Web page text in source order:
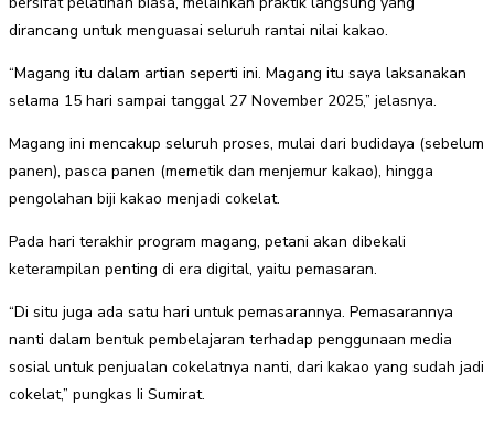
dirancang untuk menguasai seluruh rantai nilai kakao.
“Magang itu dalam artian seperti ini. Magang itu saya laksanakan
selama 15 hari sampai tanggal 27 November 2025,” jelasnya.
Magang ini mencakup seluruh proses, mulai dari budidaya (sebelum
panen), pasca panen (memetik dan menjemur kakao), hingga
pengolahan biji kakao menjadi cokelat.
Pada hari terakhir program magang, petani akan dibekali
keterampilan penting di era digital, yaitu pemasaran.
“Di situ juga ada satu hari untuk pemasarannya. Pemasarannya
nanti dalam bentuk pembelajaran terhadap penggunaan media
sosial untuk penjualan cokelatnya nanti, dari kakao yang sudah jadi
cokelat,” pungkas Ii Sumirat.